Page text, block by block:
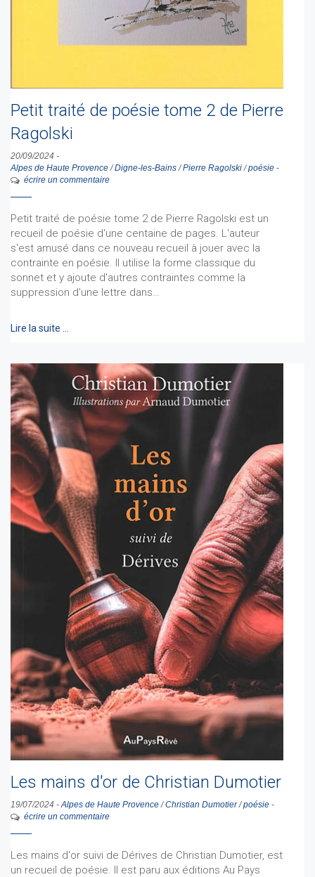
Petit traité de poésie tome 2 de Pierre
Ragolski
20/09/2024 -
Alpes de Haute Provence/Digne-les-Bains/Pierre Ragolski/poésie -
écrire un commentaire
Petit traité de poésie tome 2 de Pierre Ragolski est un
recueil de poésie d'une centaine de pages. L'auteur
s'est amusé dans ce nouveau recueil à jouer avec la
contrainte en poésie. Il utilise la forme classique du
sonnet et y ajoute d'autres contraintes comme la
suppression d'une lettre dans…
Lire la suite …
Les mains d'or de Christian Dumotier
19/07/2024 - Alpes de Haute Provence /Christian Dumotier/poésie -
écrire un commentaire
Les mains d'or suivi de Dérives de Christian Dumotier, est
un recueil de poésie. Il est paru aux éditions Au Pays